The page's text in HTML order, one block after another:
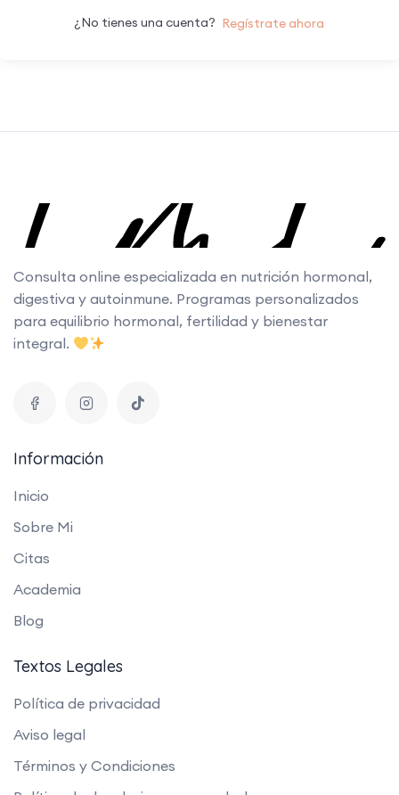
¿No tienes una cuenta? Regístrate ahora
Consulta online especializada en nutrición hormonal,
digestiva y autoinmune. Programas personalizados
para equilibrio hormonal, fertilidad y bienestar
integral.
Información
Inicio
Sobre Mi
Citas
Academia
Blog
Textos Legales
Política de privacidad
Aviso legal
Términos y Condiciones